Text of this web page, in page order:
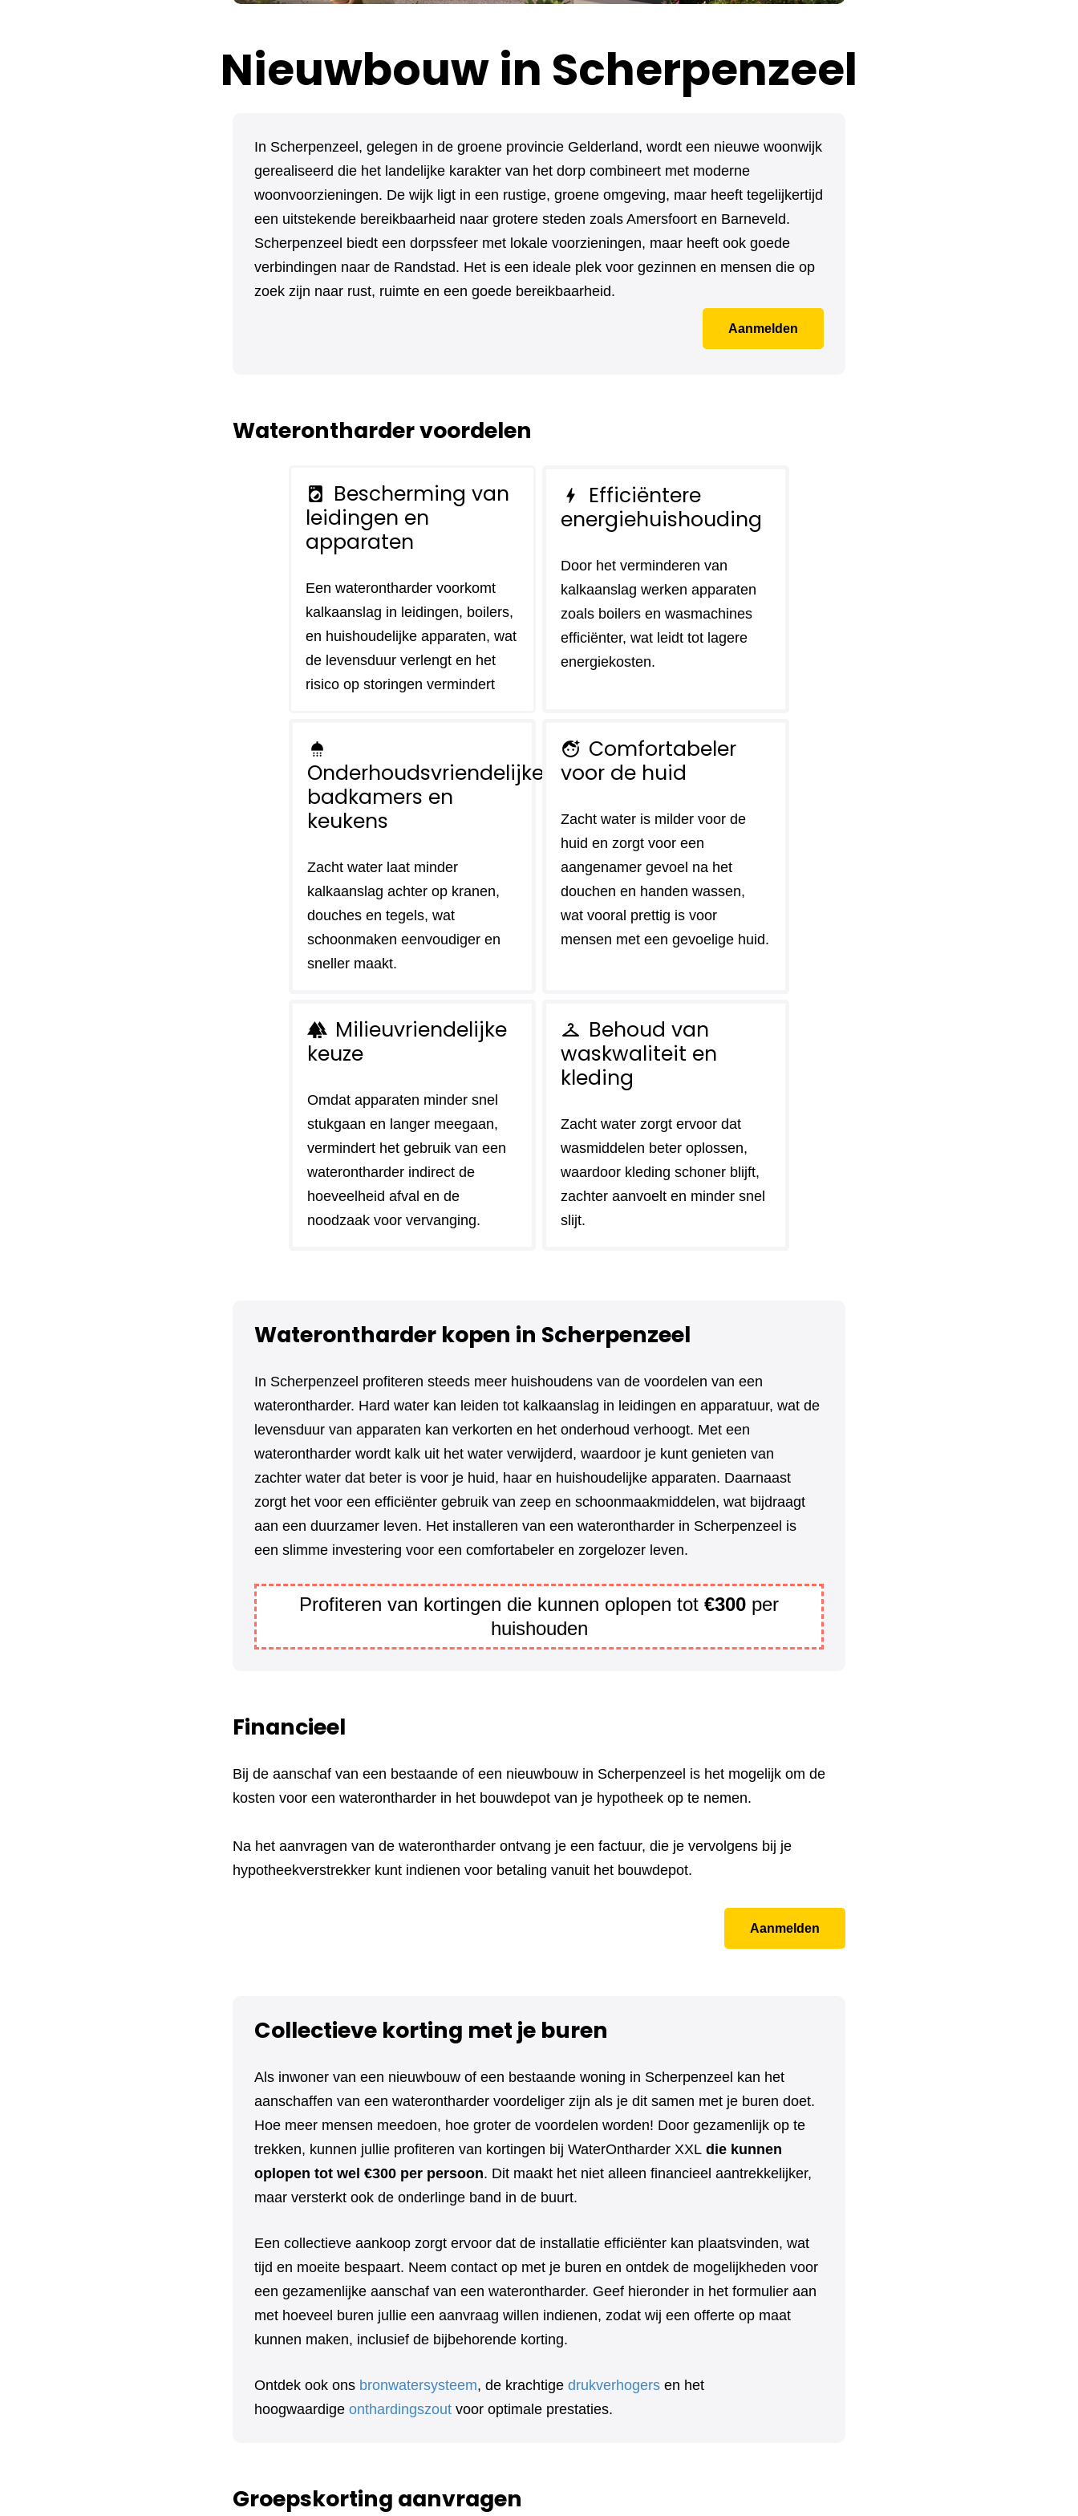
Nieuwbouw in Scherpenzeel
In Scherpenzeel, gelegen in de groene provincie Gelderland, wordt een nieuwe woonwijk
gerealiseerd die het landelijke karakter van het dorp combineert met moderne
woonvoorzieningen. De wijk ligt in een rustige, groene omgeving, maar heeft tegelijkertijd
een uitstekende bereikbaarheid naar grotere steden zoals Amersfoort en Barneveld.
Scherpenzeel biedt een dorpssfeer met lokale voorzieningen, maar heeft ook goede
verbindingen naar de Randstad. Het is een ideale plek voor gezinnen en mensen die op
zoek zijn naar rust, ruimte en een goede bereikbaarheid.
Aanmelden
Waterontharder voordelen
local_laundry_service
Bescherming van
leidingen en
apparaten
Een waterontharder voorkomt
kalkaanslag in leidingen, boilers,
en huishoudelijke apparaten, wat
de levensduur verlengt en het
risico op storingen vermindert
bolt
Efficiëntere
energiehuishouding
Door het verminderen van
kalkaanslag werken apparaten
zoals boilers en wasmachines
efficiënter, wat leidt tot lagere
energiekosten.
shower
Onderhoudsvriendelijke
badkamers en
keukens
Zacht water laat minder
kalkaanslag achter op kranen,
douches en tegels, wat
schoonmaken eenvoudiger en
sneller maakt.
face_retouching_natural Comfortabeler
voor de huid
Zacht water is milder voor de
huid en zorgt voor een
aangenamer gevoel na het
douchen en handen wassen,
wat vooral prettig is voor
mensen met een gevoelige huid.
forest Milieuvriendelijke
keuze
Omdat apparaten minder snel
stukgaan en langer meegaan,
vermindert het gebruik van een
waterontharder indirect de
hoeveelheid afval en de
noodzaak voor vervanging.
checkroom Behoud van
waskwaliteit en
kleding
Zacht water zorgt ervoor dat
wasmiddelen beter oplossen,
waardoor kleding schoner blijft,
zachter aanvoelt en minder snel
slijt.
Waterontharder kopen in Scherpenzeel
In Scherpenzeel profiteren steeds meer huishoudens van de voordelen van een
waterontharder. Hard water kan leiden tot kalkaanslag in leidingen en apparatuur, wat de
levensduur van apparaten kan verkorten en het onderhoud verhoogt. Met een
waterontharder wordt kalk uit het water verwijderd, waardoor je kunt genieten van
zachter water dat beter is voor je huid, haar en huishoudelijke apparaten. Daarnaast
zorgt het voor een efficiënter gebruik van zeep en schoonmaakmiddelen, wat bijdraagt
aan een duurzamer leven. Het installeren van een waterontharder in Scherpenzeel is
een slimme investering voor een comfortabeler en zorgelozer leven.
Profiteren van kortingen die kunnen oplopen tot €300 per
huishouden
Financieel
Bij de aanschaf van een bestaande of een nieuwbouw in Scherpenzeel is het mogelijk om de
kosten voor een waterontharder in het bouwdepot van je hypotheek op te nemen.
Na het aanvragen van de waterontharder ontvang je een factuur, die je vervolgens bij je
hypotheekverstrekker kunt indienen voor betaling vanuit het bouwdepot.
Aanmelden
Collectieve korting met je buren
Als inwoner van een nieuwbouw of een bestaande woning in Scherpenzeel kan het
aanschaffen van een waterontharder voordeliger zijn als je dit samen met je buren doet.
Hoe meer mensen meedoen, hoe groter de voordelen worden! Door gezamenlijk op te
trekken, kunnen jullie profiteren van kortingen bij WaterOntharder XXL die kunnen
oplopen tot wel €300 per persoon. Dit maakt het niet alleen financieel aantrekkelijker,
maar versterkt ook de onderlinge band in de buurt.
Een collectieve aankoop zorgt ervoor dat de installatie efficiënter kan plaatsvinden, wat
tijd en moeite bespaart. Neem contact op met je buren en ontdek de mogelijkheden voor
een gezamenlijke aanschaf van een waterontharder. Geef hieronder in het formulier aan
met hoeveel buren jullie een aanvraag willen indienen, zodat wij een offerte op maat
kunnen maken, inclusief de bijbehorende korting.
Ontdek ook ons bronwatersysteem, de krachtige drukverhogers en het
hoogwaardige onthardingszout voor optimale prestaties.
Groepskorting aanvragen